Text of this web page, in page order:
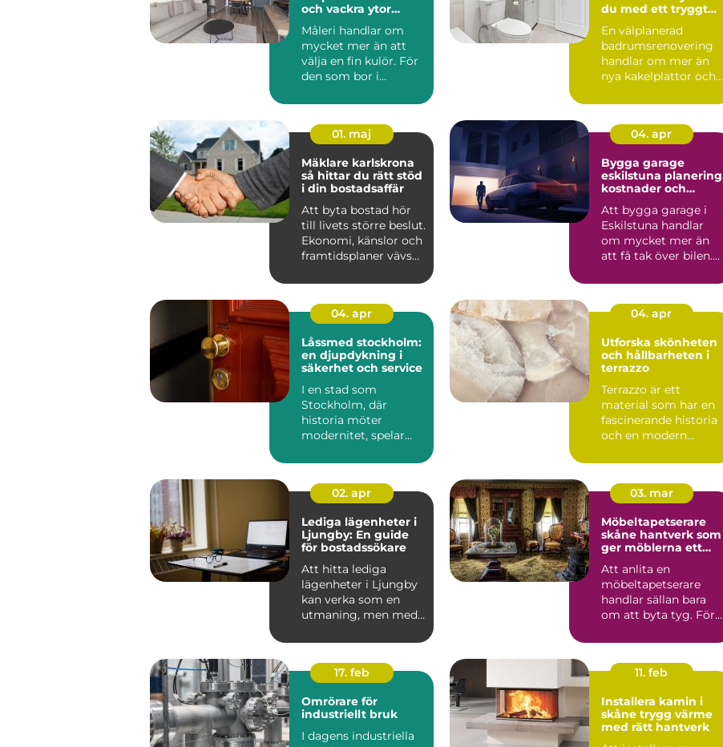
och vackra ytor
Måleri handlar om
mycket mer än att
välja en fin kulör. För
den som bor i
klimat, hu...
du med ett tryggt
En välplanerad
badrumsrenovering
handlar om mer än
nya kakelplattor och
många i...
01. maj
Mäklare karlskrona
så hittar du rätt stöd
i din bostadsaffär
Att byta bostad hör
till livets större beslut.
Ekonomi, känslor och
framtidsplaner vävs
04. apr
Bygga garage
eskilstuna planering,
kostnader och
Att bygga garage i
Eskilstuna handlar
om mycket mer än
att få tak över bilen.
garage ...
04. apr
Låssmed stockholm:
en djupdykning i
säkerhet och service
I en stad som
Stockholm, där
historia möter
modernitet, spelar
avgörande roll.
Låssmed S...
04. apr
Utforska skönheten
och hållbarheten i
terrazzo
Terrazzo är ett
material som har en
fascinerande historia
och en modern
02. apr
Lediga lägenheter i
Ljungby: En guide
för bostadssökare
Att hitta lediga
lägenheter i Ljungby
kan verka som en
utmaning, men med
03. mar
Möbeltapetserare
skåne hantverk som
ger möblerna ett
Att anlita en
möbeltapetserare
handlar sällan bara
om att byta tyg. För
att be...
17. feb
Omrörare för
industriellt bruk
I dagens industriella
11. feb
Installera kamin i
skåne trygg värme
med rätt hantverk